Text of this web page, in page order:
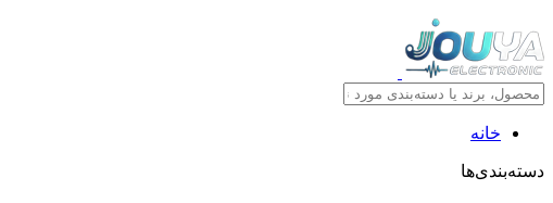
خانه
دسته‌بندی‌ها